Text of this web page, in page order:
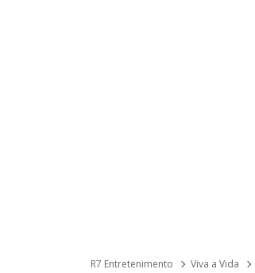
R7 Entretenimento Viva a Vida